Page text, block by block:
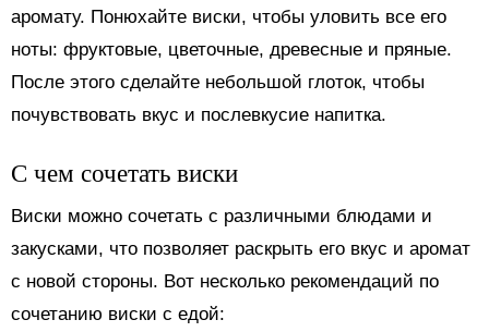
аромату. Понюхайте виски, чтобы уловить все его
ноты: фруктовые, цветочные, древесные и пряные.
После этого сделайте небольшой глоток, чтобы
почувствовать вкус и послевкусие напитка.
С чем сочетать виски
Виски можно сочетать с различными блюдами и
закусками, что позволяет раскрыть его вкус и аромат
с новой стороны. Вот несколько рекомендаций по
сочетанию виски с едой: